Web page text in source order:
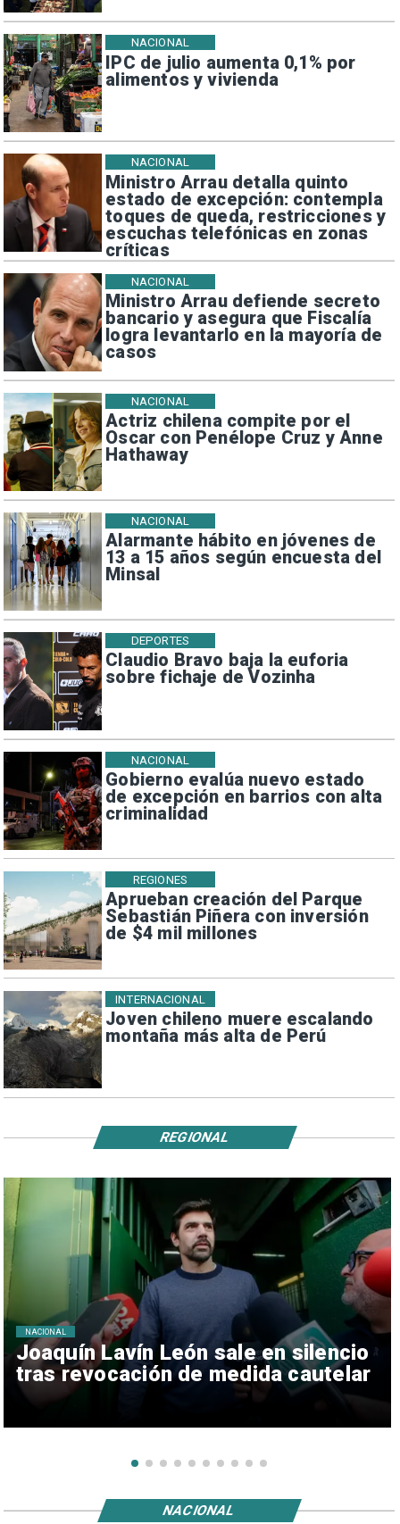
IPC de julio aumenta 0,1% por
alimentos y vivienda
NACIONAL
Ministro Arrau detalla quinto
estado de excepción: contempla
toques de queda, restricciones y
escuchas telefónicas en zonas
críticas
NACIONAL
Ministro Arrau defiende secreto
bancario y asegura que Fiscalía
logra levantarlo en la mayoría de
casos
NACIONAL
Actriz chilena compite por el
Oscar con Penélope Cruz y Anne
Hathaway
NACIONAL
Alarmante hábito en jóvenes de
13 a 15 años según encuesta del
Minsal
NACIONAL
Claudio Bravo baja la euforia
sobre fichaje de Vozinha
DEPORTES
Gobierno evalúa nuevo estado
de excepción en barrios con alta
criminalidad
NACIONAL
Aprueban creación del Parque
Sebastián Piñera con inversión
de $4 mil millones
REGIONES
Joven chileno muere escalando
montaña más alta de Perú
INTERNACIONAL
Joaquín Lavín León sale en silencio
tras revocación de medida cautelar
NACIONAL
REGIONAL
NACIONAL